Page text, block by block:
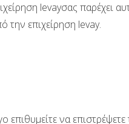
levayσας παρέχει
επιχείρηση levay.
να